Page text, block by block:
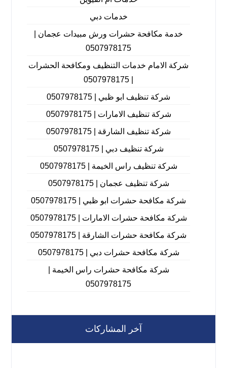
خدمات دبي
خدمة مكافحة حشرات ورش مبيدات عجمان |
0507978175
شركة الامام خدمات التنظيف ومكافحة الحشرات
شركة تنظيف ابو ظبي | 0507978175
شركة تنظيف الامارات | 0507978175
شركة تنظيف الشارقة | 0507978175
شركة تنظيف دبي | 0507978175
شركة تنظيف راس الخيمة | 0507978175
شركة تنظيف عجمان | 0507978175
شركة مكافحة حشرات ابو ظبي | 0507978175
شركة مكافحة حشرات الامارات | 0507978175
شركة مكافحة حشرات الشارقة | 0507978175
شركة مكافحة حشرات دبي | 0507978175
شركة مكافحة حشرات راس الخيمة |
0507978175
آخر المشاركات